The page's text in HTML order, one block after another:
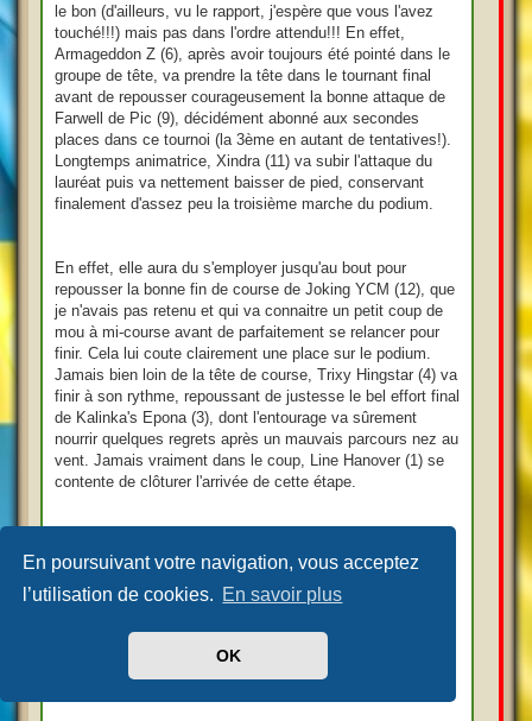
En poursuivant votre navigation, vous acceptez
l’utilisation de cookies. En savoir plus
OK
le bon (d'ailleurs, vu le rapport, j'espère que vous l'avez
touché!!!) mais pas dans l'ordre attendu!!! En effet,
Armageddon Z (6), après avoir toujours été pointé dans le
groupe de tête, va prendre la tête dans le tournant final
avant de repousser courageusement la bonne attaque de
Farwell de Pic (9), décidément abonné aux secondes
places dans ce tournoi (la 3ème en autant de tentatives!).
Longtemps animatrice, Xindra (11) va subir l'attaque du
lauréat puis va nettement baisser de pied, conservant
finalement d'assez peu la troisième marche du podium.
En effet, elle aura du s'employer jusqu'au bout pour
repousser la bonne fin de course de Joking YCM (12), que
je n'avais pas retenu et qui va connaitre un petit coup de
mou à mi-course avant de parfaitement se relancer pour
finir. Cela lui coute clairement une place sur le podium.
Jamais bien loin de la tête de course, Trixy Hingstar (4) va
finir à son rythme, repoussant de justesse le bel effort final
de Kalinka's Epona (3), dont l'entourage va sûrement
nourrir quelques regrets après un mauvais parcours nez au
vent. Jamais vraiment dans le coup, Line Hanover (1) se
contente de clôturer l'arrivée de cette étape.
porte donc en tête du classement provisoire, mais avec
seulement 2 unités d'avance sur Armageddon Z, le lauréat
du jour, et 6pts sur les lauréats des 2 premières étapes.
Avec déjà un groupe de 4 chevaux détachés au
classement, une hiérarchie semble se dessiner déjà.
Prochaine étape le 23 avril à Aby!